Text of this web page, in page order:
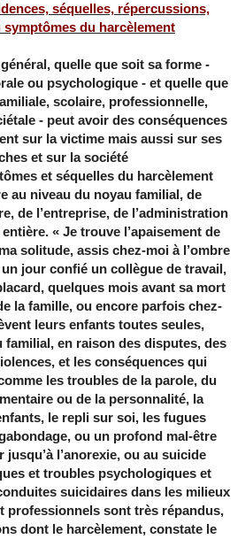
séquelles, répercussions,
du harcèlement ?
quelle que soit sa forme -
ou psychologique - et quelle que
scolaire, professionnelle,
- peut avoir des conséquences
sur la victime mais aussi sur ses
et sur la société.
et séquelles du harcèlement
au niveau du noyau familial, de
de l’entreprise, de l’administration
« Je trouve l’apaisement de
solitude, assis chez-moi à l’ombre
un jour confié un collègue de travail,
quelques mois avant sa mort.
la famille, ou encore parfois chez
leurs enfants toutes seules,
familial, en raison des disputes, des
et les conséquences qui
les troubles de la parole, du
ou de la personnalité, la
le repli sur soi, les fugues
ou un profond mal-être
jusqu’à l’anorexie, ou au suicide
et troubles psychologiques et
suicidaires dans les milieux
professionnels sont très répandus,
dont le harcèlement, constate le